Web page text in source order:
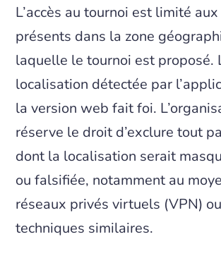
L’accès au tournoi est limité
présents dans la zone
laquelle le tournoi est proposé.
localisation détectée par
la version web fait foi.
réserve le droit d’exclure tout
dont la localisation serait
ou falsifiée, notamment au
réseaux privés virtuels (VPN)
techniques similaires.